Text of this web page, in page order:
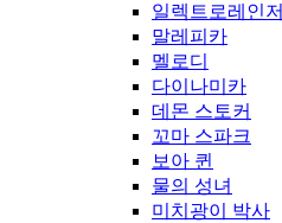
일렉트로레인저
말레피카
멜로디
다이나미카
데몬 스토커
꼬마 스파크
보아 퀸
물의 성녀
미치광이 박사